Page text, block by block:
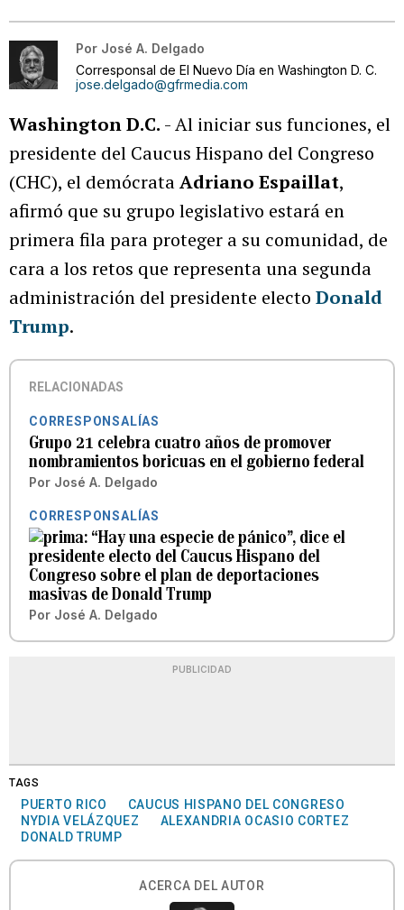
Por José A. Delgado
Corresponsal de El Nuevo Día en Washington D. C.
jose.delgado@gfrmedia.com
Washington D.C. - Al iniciar sus funciones, el
presidente del Caucus Hispano del Congreso
(CHC), el demócrataAdriano Espaillat,
afirmó que su grupo legislativo estará en
primera fila para proteger a su comunidad, de
cara a los retos que representa una segunda
administración del presidente electo Donald
Trump.
RELACIONADAS
CORRESPONSALÍAS
Grupo 21 celebra cuatro años de promover
nombramientos boricuas en el gobierno federal
Por José A. Delgado
CORRESPONSALÍAS
“Hay una especie de pánico”, dice el
presidente electo del Caucus Hispano del
Congreso sobre el plan de deportaciones
masivas de Donald Trump
Por José A. Delgado
PUBLICIDAD
TAGS
PUERTO RICO
CAUCUS HISPANO DEL CONGRESO
NYDIA VELÁZQUEZ
ALEXANDRIA OCASIO CORTEZ
DONALD TRUMP
ACERCA DEL AUTOR